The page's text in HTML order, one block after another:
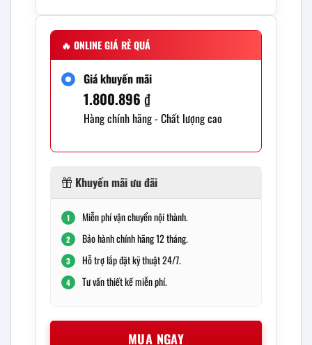
🔥 ONLINE GIÁ RẺ QUÁ
Giá khuyến mãi
1.800.896 ₫
Hàng chính hãng - Chất lượng cao
Khuyến mãi ưu đãi
1 Miễn phí vận chuyển nội thành.
2 Bảo hành chính hãng 12 tháng.
3 Hỗ trợ lắp đặt kỹ thuật 24/7.
4 Tư vấn thiết kế miễn phí.
MUA NGAY